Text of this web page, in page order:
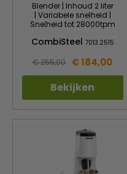
Blender | Inhoud 2 liter
| Variabele snelheid |
Snelheid tot 28000tpm
CombiSteel 7013.2515
€ 255,00 € 184,00
Bekijken